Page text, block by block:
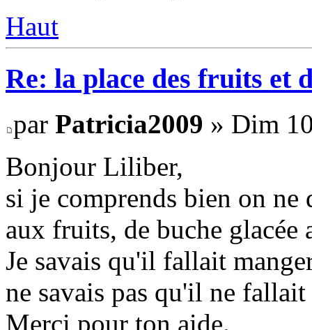
Haut
Re: la place des fruits et
par Patricia2009 » Dim
Bonjour Liliber,
si je comprends bien on ne
aux fruits, de buche
Je savais qu'il fallait
ne savais pas qu'il ne
Merci pour ton aide.